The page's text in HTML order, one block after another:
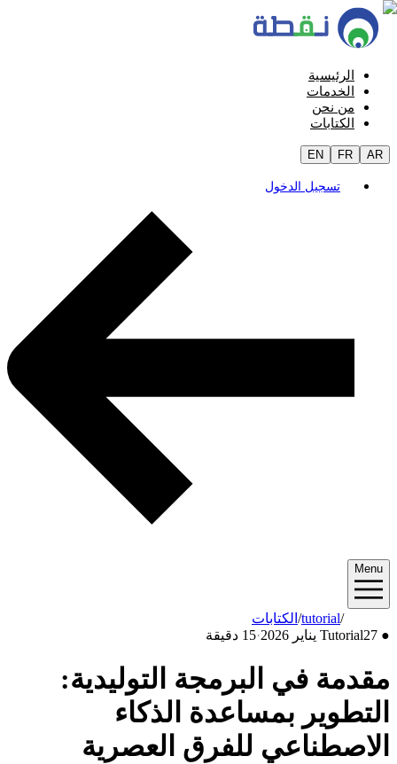
الرئيسية
الخدمات
من نحن
الكتابات
EN FR AR
تسجيل الدخول
Menu
الكتابات/tutorial
●
Tutorial27 يناير 2026 ·15 دقيقة
مقدمة في البرمجة التوليدية:
التطوير بمساعدة الذكاء
الاصطناعي للفرق العصرية